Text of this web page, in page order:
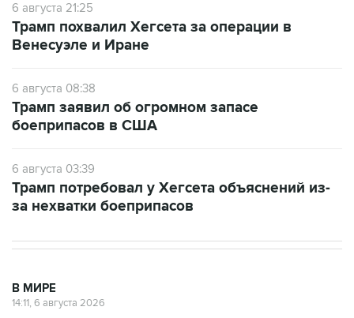
6 августа 21:25
Трамп похвалил Хегсета за операции в
Венесуэле и Иране
6 августа 08:38
Трамп заявил об огромном запасе
боеприпасов в США
6 августа 03:39
Трамп потребовал у Хегсета объяснений из-
за нехватки боеприпасов
В МИРЕ
14:11, 6 августа 2026